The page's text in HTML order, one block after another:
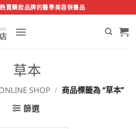
賣藥妝品牌的醫學美容保養品
草本
SHOP / 商品標籤為 “草本”
篩選